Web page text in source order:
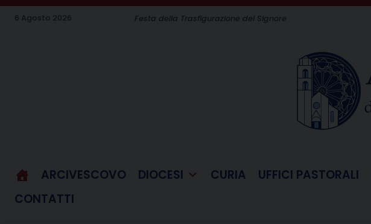
Skip
6 Agosto 2026 Festa della Trasfigurazione del Signore
ARCIVESCOVO DIOCESI CURIA UFFICI PASTORALI
CONTATTI